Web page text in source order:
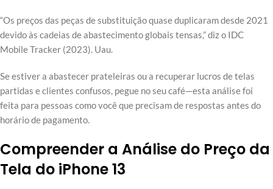
“Os preços das peças de substituição quase duplicaram desde 2021
devido às cadeias de abastecimento globais tensas,” diz o IDC
Mobile Tracker (2023). Uau.
Se estiver a abastecer prateleiras ou a recuperar lucros de telas
partidas e clientes confusos, pegue no seu café—esta análise foi
feita para pessoas como você que precisam de respostas antes do
horário de pagamento.
Compreender a Análise do Preço da
Tela do iPhone 13